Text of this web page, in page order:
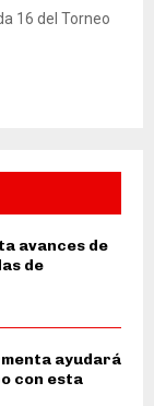
16 del Torneo
avances de
de
ayudará
con esta